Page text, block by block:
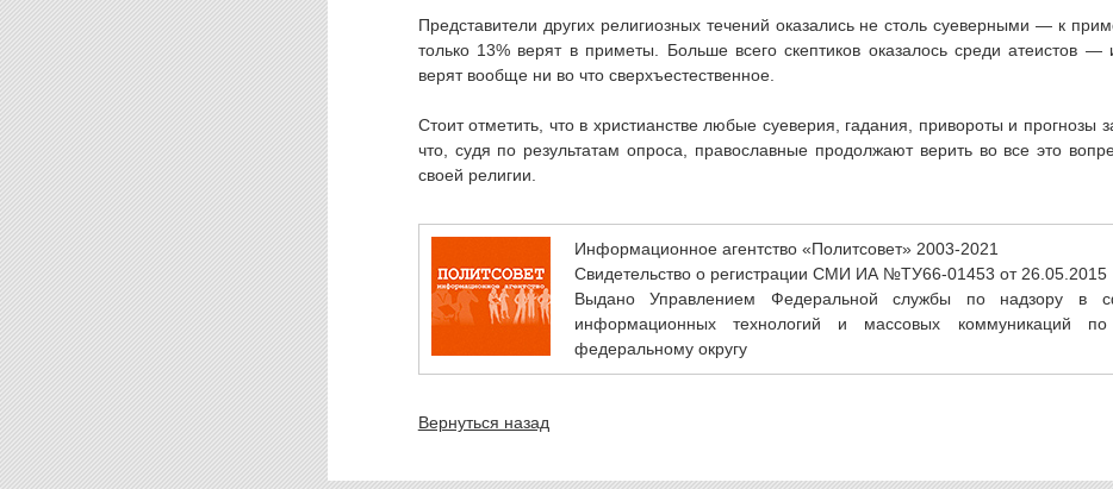
Представители других религиозных течений оказались не столь суеверными — к
только 13% верят в приметы. Больше всего скептиков оказалось среди атеистов —
верят вообще ни во что сверхъестественное.
Стоит отметить, что в христианстве любые суеверия, гадания, привороты и прогнозы
что, судя по результатам опроса, православные продолжают верить во все это
своей религии.
Информационное агентство «Политсовет» 2003-2021
Свидетельство о регистрации СМИ ИА №ТУ66-01453 от 26.05.2015
Выдано Управлением Федеральной службы по надзору в
информационных технологий и массовых коммуникаций по
федеральному округу
Вернуться назад